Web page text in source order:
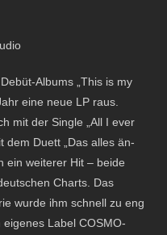
Albums „This is my
eine neue LP raus.
mit der Single „All I ever
dem Duett „Das alles än-
ein weiterer Hit – beide
Charts. Das
wurde ihm schnell zu eng
Label COSMO-